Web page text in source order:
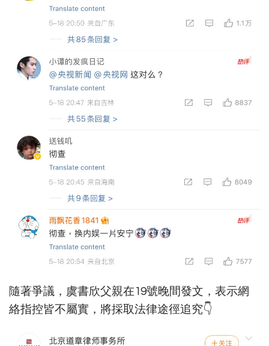
隨著爭議，虞書欣父親在19號晚間發文，表示網
絡指控皆不屬實，將採取法律途徑追究👇